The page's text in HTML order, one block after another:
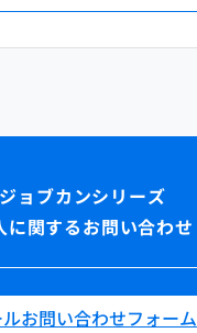
に関するお問い合わせ
お問い合わせフォーム